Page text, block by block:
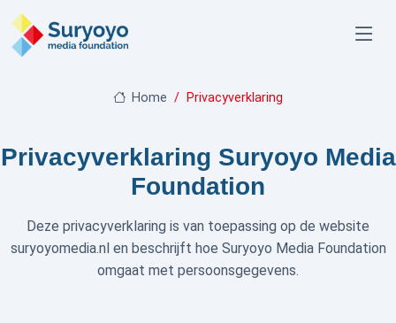
Home Privacyverklaring
Privacyverklaring Suryoyo Media
Foundation
Deze privacyverklaring is van toepassing op de website
suryoyomedia.nl en beschrijft hoe Suryoyo Media Foundation
omgaat met persoonsgegevens.